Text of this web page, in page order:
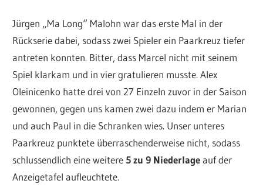
Jürgen „Ma Long“ Malohn war das erste Mal in der
Rückserie dabei, sodass zwei Spieler ein Paarkreuz tiefer
antreten konnten. Bitter, dass Marcel nicht mit seinem
Spiel klarkam und in vier gratulieren musste. Alex
Oleinicenko hatte drei von 27 Einzeln zuvor in der Saison
gewonnen, gegen uns kamen zwei dazu indem er Marian
und auch Paul in die Schranken wies. Unser unteres
Paarkreuz punktete überraschenderweise nicht, sodass
schlussendlich eine weitere 5 zu 9 Niederlageauf der
Anzeigetafel aufleuchtete.